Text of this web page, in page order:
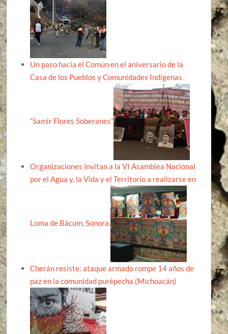
Un paso hacia el Común en el aniversario de la
Casa de los Pueblos y Comunidades Indígenas
“Samir Flores Soberanes”
Organizaciones invitan a la VI Asamblea Nacional
por el Agua y, la Vida y el Territorio a realizarse en
Loma de Bácum, Sonora.
Cherán resiste: ataque armado rompe 14 años de
paz en la comunidad purépecha (Michoacán)